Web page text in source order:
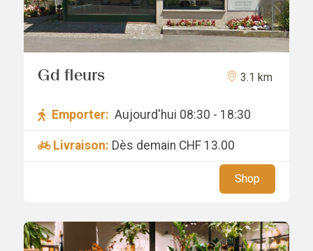
Gd fleurs 3.1 km
Emporter: Aujourd'hui 08:30 - 18:30
Livraison: Dès demain CHF 13.00
Shop